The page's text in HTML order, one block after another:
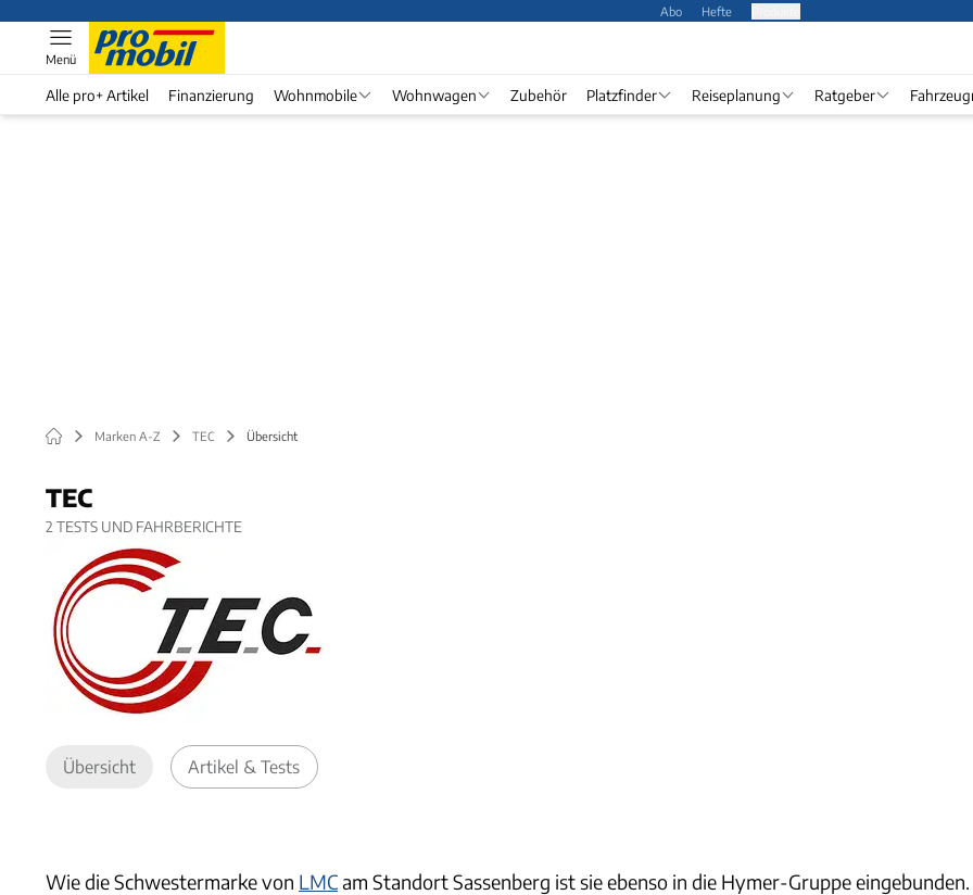
Abo Hefte
Menü
Alle pro+ Artikel Finanzierung Wohnmobile Wohnwagen Zubehör Platzfinder Reiseplanung Ratgeber
Marken A-Z TEC Übersicht
TEC
2 TESTS UND FAHRBERICHTE
Übersicht Artikel & Tests
Wie die Schwestermarke von LMCam Standort Sassenberg ist sie ebenso in die Hymer-Gruppe